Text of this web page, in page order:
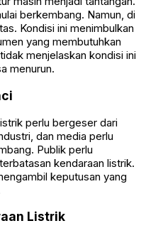
berkembang. Namun, di
Kondisi ini menimbulkan
yang membutuhkan
menjelaskan kondisi ini
menurun.
perlu bergeser dari
dan media perlu
Publik perlu
kendaraan listrik.
keputusan yang
Listrik